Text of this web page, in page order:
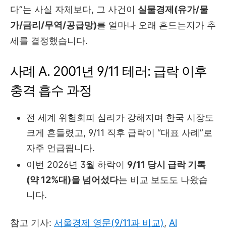
다”는 사실 자체보다, 그 사건이 실물경제(유가/물
가/금리/무역/공급망)를 얼마나 오래 흔드는지가 추
세를 결정했습니다.
사례 A. 2001년 9/11 테러: 급락 이후
충격 흡수 과정
전 세계 위험회피 심리가 강해지며 한국 시장도
크게 흔들렸고, 9/11 직후 급락이 “대표 사례”로
자주 언급됩니다.
이번 2026년 3월 하락이 9/11 당시 급락 기록
(약 12%대)을 넘어섰다는 비교 보도도 나왔습
니다.
참고 기사: 서울경제 영문(9/11과 비교), Al